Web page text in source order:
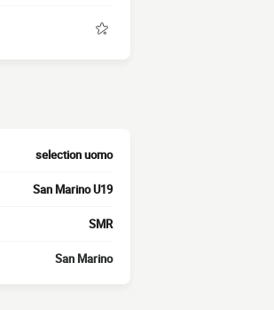
selection uomo
San Marino U19
SMR
San Marino